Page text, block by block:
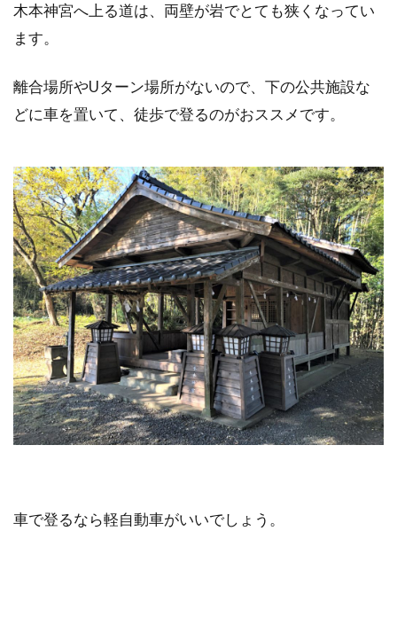
木本神宮へ上る道は、両壁が岩でとても狭くなってい
ます。
離合場所やUターン場所がないので、下の公共施設な
どに車を置いて、徒歩で登るのがおススメです。
車で登るなら軽自動車がいいでしょう。